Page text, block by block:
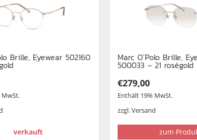
Brille, Eyewear 502160
MwSt.
verkauft
Marc O´Polo Brille,
500033 – 21
€279,00
Enthält 19% MwSt.
zzgl.Versand
zum